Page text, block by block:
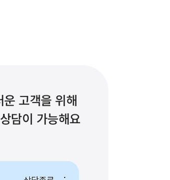
고객을 위해
담이 가능해요